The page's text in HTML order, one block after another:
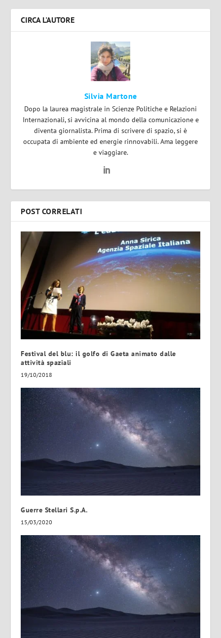
CIRCA L'AUTORE
Silvia Martone
Dopo la laurea magistrale in Scienze Politiche e Relazioni
Internazionali, si avvicina al mondo della comunicazione e
diventa giornalista. Prima di scrivere di spazio, si è
occupata di ambiente ed energie rinnovabili. Ama leggere
e viaggiare.
POST CORRELATI
Festival del blu: il golfo di Gaeta animato dalle
attività spaziali
19/10/2018
Guerre Stellari S.p.A.
15/03/2020